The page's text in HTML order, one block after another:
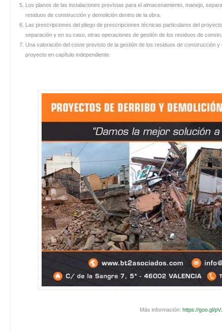
Los planos de las instalaciones previstas para el almacenamiento, manejo,
residuos de construcción y demolición dentro de la obra.
Las prescripciones del pliego de prescripciones técnicas particulares del
separación y en su caso, otras operaciones de gestión de los residuos de
Una valoración del coste previsto de la gestión de los residuos de construcción
proyecto en capítulo independiente.
Más información: https://goo.gl/